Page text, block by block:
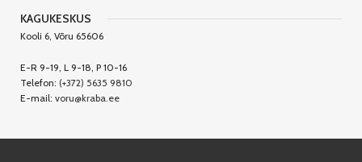
KAGUKESKUS
Kooli 6, Võru 65606
E-R 9-19, L 9-18, P 10-16
Telefon: (+372) 5635 9810
E-mail: voru@kraba.ee